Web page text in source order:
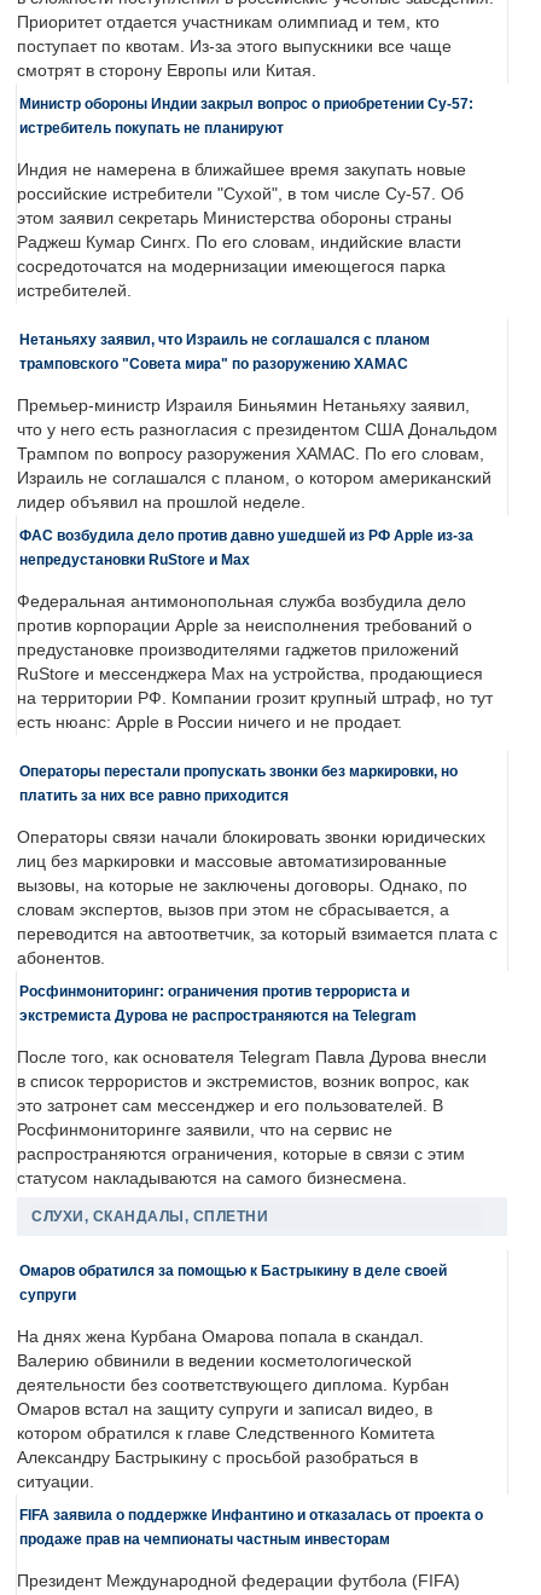
Приоритет отдается участникам олимпиад и тем, кто
поступает по квотам. Из-за этого выпускники все чаще
смотрят в сторону Европы или Китая.
Министр обороны Индии закрыл вопрос о приобретении Су-57:
истребитель покупать не планируют
Индия не намерена в ближайшее время закупать новые
российские истребители "Сухой", в том числе Су-57. Об
этом заявил секретарь Министерства обороны страны
Раджеш Кумар Сингх. По его словам, индийские власти
сосредоточатся на модернизации имеющегося парка
истребителей.
Нетаньяху заявил, что Израиль не соглашался с планом
трамповского "Совета мира" по разоружению ХАМАС
Премьер-министр Израиля Биньямин Нетаньяху заявил,
что у него есть разногласия с президентом США Дональдом
Трампом по вопросу разоружения ХАМАС. По его словам,
Израиль не соглашался с планом, о котором американский
лидер объявил на прошлой неделе.
ФАС возбудила дело против давно ушедшей из РФ Apple из-за
непредустановки RuStore и Max
Федеральная антимонопольная служба возбудила дело
против корпорации Apple за неисполнения требований о
предустановке производителями гаджетов приложений
RuStore и мессенджера Max на устройства, продающиеся
на территории РФ. Компании грозит крупный штраф, но тут
есть нюанс: Apple в России ничего и не продает.
Операторы перестали пропускать звонки без маркировки, но
платить за них все равно приходится
Операторы связи начали блокировать звонки юридических
лиц без маркировки и массовые автоматизированные
вызовы, на которые не заключены договоры. Однако, по
словам экспертов, вызов при этом не сбрасывается, а
переводится на автоответчик, за который взимается плата с
абонентов.
Росфинмониторинг: ограничения против террориста и
экстремиста Дурова не распространяются на Telegram
После того, как основателя Telegram Павла Дурова внесли
в список террористов и экстремистов, возник вопрос, как
это затронет сам мессенджер и его пользователей. В
Росфинмониторинге заявили, что на сервис не
распространяются ограничения, которые в связи с этим
статусом накладываются на самого бизнесмена.
СЛУХИ, СКАНДАЛЫ, СПЛЕТНИ
Омаров обратился за помощью к Бастрыкину в деле своей
супруги
На днях жена Курбана Омарова попала в скандал.
Валерию обвинили в ведении косметологической
деятельности без соответствующего диплома. Курбан
Омаров встал на защиту супруги и записал видео, в
котором обратился к главе Следственного Комитета
Александру Бастрыкину с просьбой разобраться в
ситуации.
FIFA заявила о поддержке Инфантино и отказалась от проекта о
продаже прав на чемпионаты частным инвесторам
Президент Международной федерации футбола (FIFA)